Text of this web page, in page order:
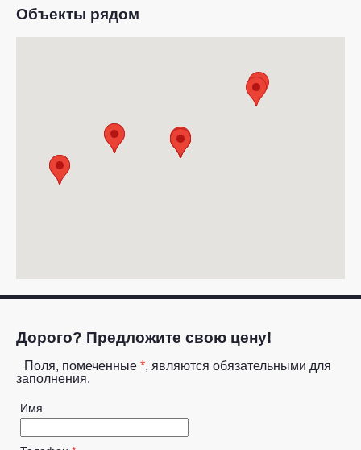
Объекты рядом
Дорого? Предложите свою цену!
Поля, помеченные *, являются обязательными для
заполнения.
Имя